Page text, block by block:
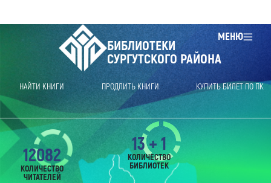
МЕНЮ
БИБЛИОТЕКИ
СУРГУТСКОГО РАЙОНА
НАЙТИ КНИГИ ПРОДЛИТЬ КНИГИ КУПИТЬ БИЛЕТ ПО ПК
12082
КОЛИЧЕСТВО
ЧИТАТЕЛЕЙ
13 + 1
КОЛИЧЕСТВО
БИБЛИОТЕК